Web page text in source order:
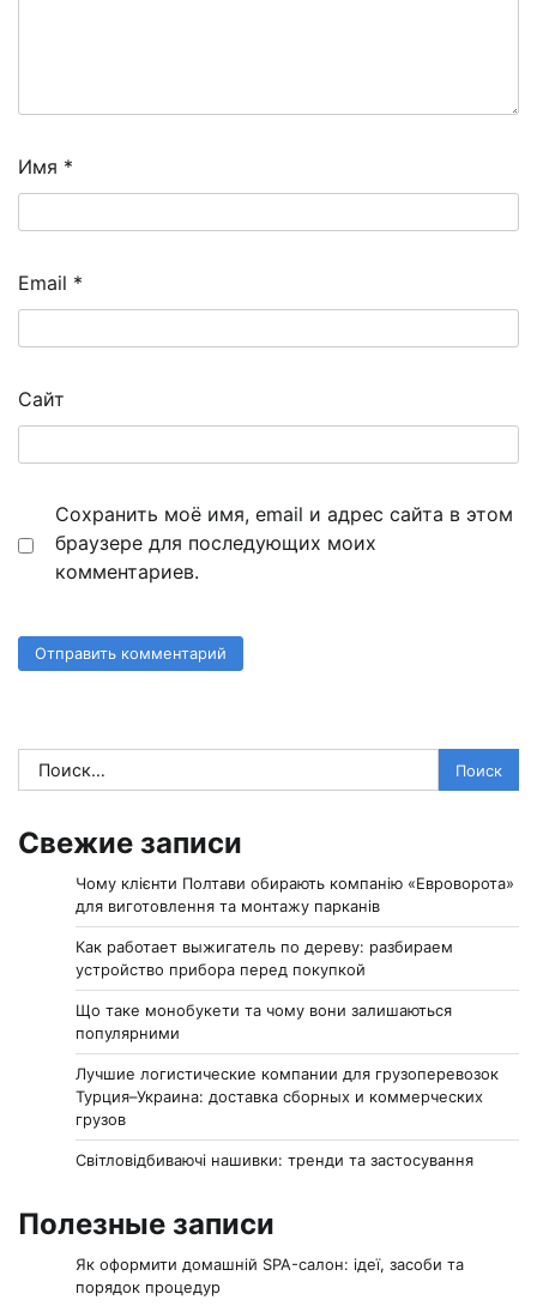
Имя *
Email *
Сайт
Сохранить моё имя, email и адрес сайта в этом
браузере для последующих моих
комментариев.
Найти:
Свежие записи
Чому клієнти Полтави обирають компанію «Евроворота»
для виготовлення та монтажу парканів
Как работает выжигатель по дереву: разбираем
устройство прибора перед покупкой
Що таке монобукети та чому вони залишаються
популярними
Лучшие логистические компании для грузоперевозок
Турция–Украина: доставка сборных и коммерческих
грузов
Світловідбиваючі нашивки: тренди та застосування
Полезные записи
Як оформити домашній SPA-салон: ідеї, засоби та
порядок процедур